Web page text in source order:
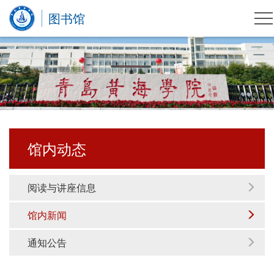
图书馆
馆内动态
阅读与讲座信息
馆内新闻
通知公告